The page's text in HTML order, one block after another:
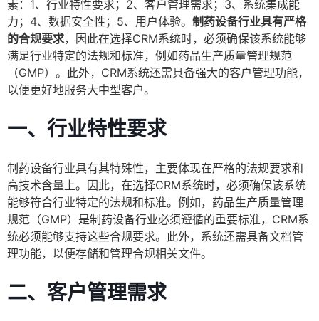
素：1、行业特性要求；2、客户管理需求；3、系统集成能
力；4、数据安全性；5、用户体验。 制药设备行业具有严格
的合规要求，因此在选择CRM系统时，必须确保该系统能够
满足行业特定的法规和标准，例如药品生产质量管理规范
（GMP）。此外，CRM系统还需具备强大的客户管理功能，
以便更好地服务大中型客户。
一、行业特性要求
制药设备行业具有其特殊性，主要体现在严格的法规要求和
高技术含量上。因此，在选择CRM系统时，必须确保该系统
能够符合行业特定的法规和标准。例如，药品生产质量管理
规范（GMP）是制药设备行业必须遵循的重要标准，CRM系
统必须能够支持这些合规要求。此外，系统还需具备文档管
理功能，以便存储和管理合规相关文件。
二、客户管理需求